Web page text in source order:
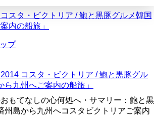
スタ・ビクトリア / 鮑と黒豚グルメ韓国
内の船旅」
プ
コスタ・ビクトリア / 鮑と黒豚グル
ら九州へご案内の船旅」
もてなしの心何処へ・サマリー：鮑と黒
州島から九州へコスタビクトリアご案内